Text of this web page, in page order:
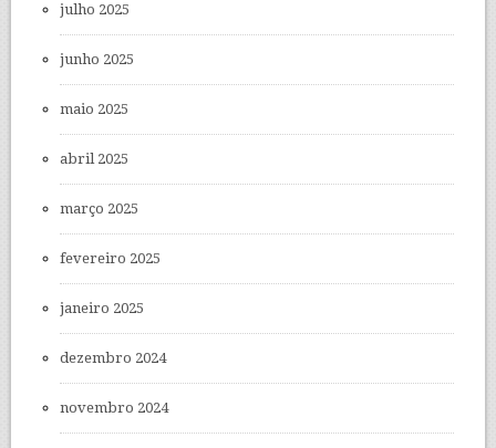
julho 2025
junho 2025
maio 2025
abril 2025
março 2025
fevereiro 2025
janeiro 2025
dezembro 2024
novembro 2024